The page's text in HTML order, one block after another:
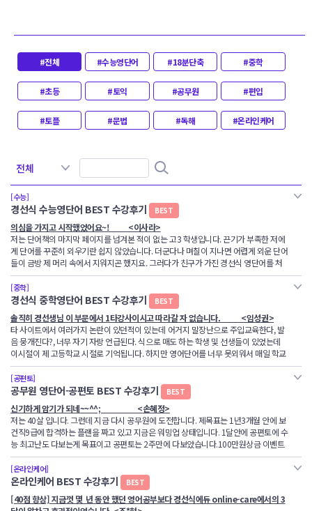
#전체 #수능영단어 #18분단축 #중학
#초등 #토익 #공무원 #편입
#토플 #문법 #독해 #온라인케어
[수능]
경선식 수능영단어 BEST 수강후기 BEST
의심을 가지고 시작했었어요~! <이사라>
저는 단어책의 마지막 페이지를 넘겨본 적이 없는 고3 학생입니다. 끈기가 부족한 저에
게 단어를 꾸준히 외우기란 쉽지 않았습니다. 더군다나 며칠이 지나면 어렵게 외운 단어
들이 금방 제 머리 속에서 지워지곤 했지요. 그러다가 친구가 가진 경선식 영단어를 처
음 접하게 되었습니다. 처음에 저는 친구가 가진 책에 덮붙여 있는 연산 설명들을 보며,
"에이 이 내용을 외우는데 시간이 더 많이 들겠다" 라고 생각했습니다.
하지만 영어 단어를 외우는데 지쳤던 저는 영단어를 외우는 새로운 방법에 호기심이 들
었고 속는 셈치고 강의를 한번 들어봤습니다.
솔직히 처음에 들었을 때는 너무 낯설었습니다. "음 이게 잘 외워진다고?" 라고 의심했
습니다.
하지만 일상 생활속에 연상법과 같은 상황이 일어나면 저도 모르게 단어를 중얼거리는
것을 보고
한 번 해보자며 수강 신청을 하게 되었습니다.
그리고 이젠 경선식 암기법이 저에게 잘 맞는 방법이라고 말 할 수 있습니다.
단어를 재미있게 외우기 시작했고, 강의와 복습 영상을 반복해서 보고 들음으로서 책을
보는 시간을
확연하게 줄일 수 있어서 더 높은 집중력으로 참여하게 되었고,
그리고 제가 의심했던 연상법이 저도 모르게 전혀 부담스럽지 않게 머릿속에서 상상되
고 단어로 나오기 시작했습니다
경선식 영단어는 볼수록 들을 수록 더 더 효율적이라는걸 느낄 수 있었습니다.
그리고 마지막으로 혹시 "이게 가능하다고?" 라고 말하는 분들께 한번 도전해 보세요!!
라고 말씀드리고 싶습니다.
[중학]
경선식 중학영단어 BEST 수강후기 BEST
솔직히 경선생님 이 부문에서 1타강사이시고 따라갈 자 없습니다. <임성권>
타 사이트에서 여러가지 논란이 있던적이 있는데 어거지 말장난으로 주입교육한다, 발
음 뭉개진다?, 너무 자기 자랑 언급된다. 식으로 매도 하는 학생 및 선생들이 있었는데
이시절이 제 고등학교 시절로 기억됩니다. 하지만 영어단어를 너무 못외워서 매일 학교
에서 쪽지시험보고 매맞고 반복하던걸 2년째 반복하던 날, 경선생님 영단어를 보게 된
저는 ㅋㅋㅋㅋㅋㅋㅋㅋㅋ 2달만에 중,고등학교 단어를 모두 떼어버리며 동급생들 중에
영단어로는 최고수준에 올라버렸습니다 ㅋㅋㅋㅋㅋㅋㅋㅋ
이때가 11년전 (현재 28살 공무원 준비생)으로 기억되고 동급생들은 확실치도 않은 일
부 여론몰이때문에 해마학습법을 억지교육이라 까던 시절이었는데
제 스스로 그런 여론몰이를 몰아내며 경선식 선생님의 해마학습법은 영어 8등급학생을
2등급영어 수준의 동급생과 같은 영단어 실력으로 만들어주셨다는걸 증명해보였습니
다 .!!!!!!!
그때의 기분은 정말 암담하던 저의 학창시절 영어쪽지시험 체벌을 극복하게 되어 뛸듯
이 기뻤고 ㅋㅋㅋㅋㅋㅋ
선생님에 대한 신뢰감은 200%가 되었고, 저의 상황으로 증명되어 한학급생 320명 중
120명은 경선생님 영단어를 필수적으로 보게 되는 역사적인 순간이 오게되었습니다.
[공편토]
공무원 영단어-공편토 BEST 수강후기 BEST
신기하게 암기가 되네~~^^; <손혜정>
저는40살 입니다. 그런데 지금 다시 공무원에 도전합니다.제목표는1 년3개월 안에 보
건직9급에 합격하는 플랜을 짜고 있고 지금은 워밍업 상태입니다. 1달안에 공편토에 수
능 최고난도 다보는게 목표이고 공편토는2주만에 다보았습니다.100만원상금 이벤트
test로 자극주고싶은데 지방이라.. pass!본론으로 들어가자면..신기하게도 샘강의를 듣
고 해마학습법으로 암기하면 연상이 됩니다
늘 심심해서 어플로test해보았더니 거의90%
속으로 피식 웃으면서..틀린것만 책을 보며 복습하는데..아주 재미가 쏠쏠합니다.
[온라인케어]
온라인케어 BEST 수강후기 BEST
[40점 향상] 지금껏 몇 년 동안 했던 영어공부보다 경선식에듀 online-care에서의 3